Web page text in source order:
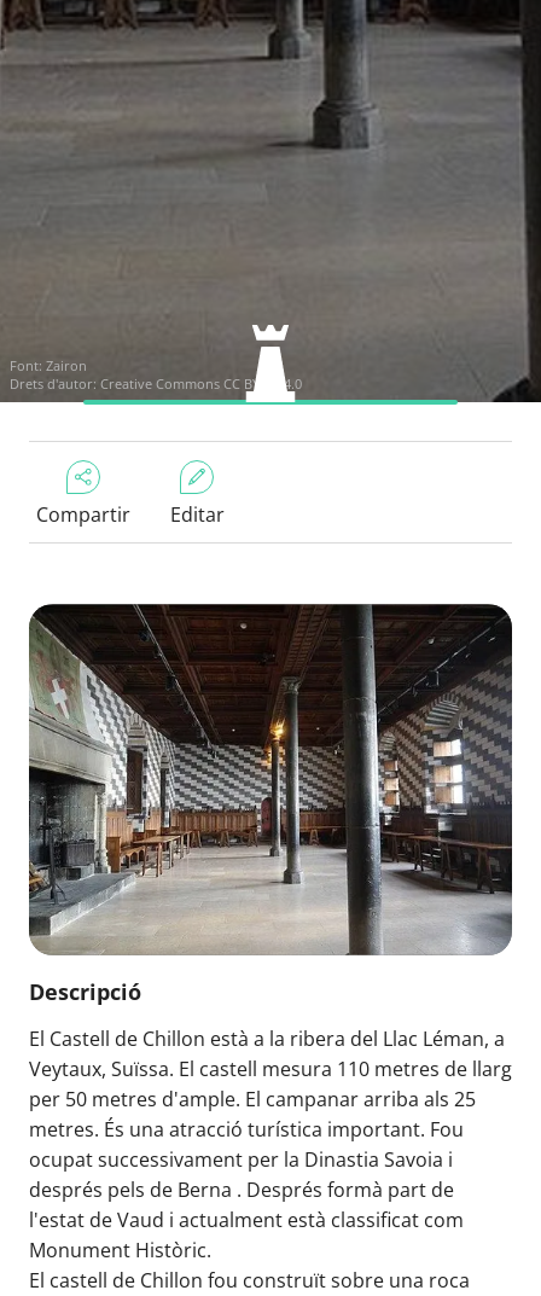
Font: Zairon
Drets d'autor: Creative Commons CC BY-SA 4.0
Compartir Editar
Descripció
El Castell de Chillon està a la ribera del Llac Léman, a
Veytaux, Suïssa. El castell mesura 110 metres de llarg
per 50 metres d'ample. El campanar arriba als 25
metres. És una atracció turística important. Fou
ocupat successivament per la Dinastia Savoia i
després pels de Berna . Després formà part de
l'estat de Vaud i actualment està classificat com
Monument Històric.
El castell de Chillon fou construït sobre una roca